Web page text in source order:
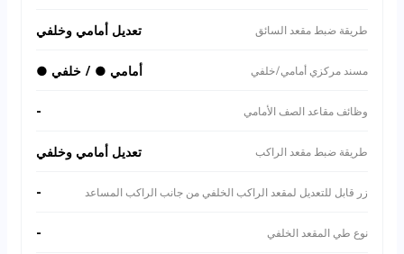
طريقة ضبط مقعد السائق تعديل أمامي وخلفي
مسند مركزي أمامي/خلفي أمامي ● / خلفي ●
وظائف مقاعد الصف الأمامي -
طريقة ضبط مقعد الراكب تعديل أمامي وخلفي
زر قابل للتعديل لمقعد الراكب الخلفي من جانب الراكب المساعد -
نوع طي المقعد الخلفي -